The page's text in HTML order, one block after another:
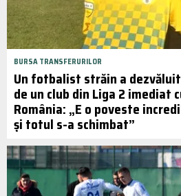
BURSA TRANSFERURILOR
Un fotbalist străin a
de un club din Liga 2 imediat
România: „E o poveste
și totul s-a schimbat”